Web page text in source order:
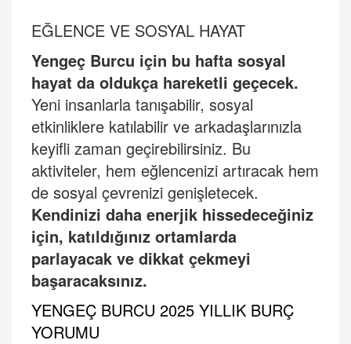
EĞLENCE VE SOSYAL HAYAT
Yengeç Burcu için bu hafta sosyal
hayat da oldukça hareketli geçecek.
Yeni insanlarla tanışabilir, sosyal
etkinliklere katılabilir ve arkadaşlarınızla
keyifli zaman geçirebilirsiniz. Bu
aktiviteler, hem eğlencenizi artıracak hem
de sosyal çevrenizi genişletecek.
Kendinizi daha enerjik hissedeceğiniz
için, katıldığınız ortamlarda
parlayacak ve dikkat çekmeyi
başaracaksınız.
YENGEÇ BURCU 2025 YILLIK BURÇ
YORUMU